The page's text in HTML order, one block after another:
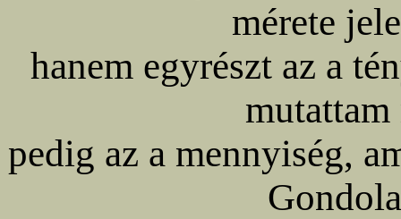
mérete
hanem egyrészt az a
mutattam
pedig az a mennyiség,